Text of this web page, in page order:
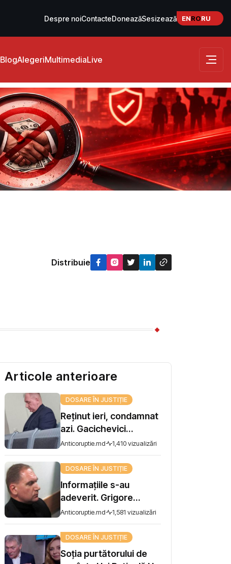
Despre noiContacteDoneazăSesizează ENRORU
BlogAlegeriMultimediaLive
Distribuie
Articole anterioare
DOSARE ÎN JUSTIȚIE
Reținut ieri, condamnat
azi. Gacichevici
primește 13 ani de
închisoare în dosarul
Frauda bancară
Anticoruptie.md 1,410 vizualizări
DOSARE ÎN JUSTIȚIE
Informațiile s-au
adeverit. Grigore
Gacichevici, reținut
într-un alt dosar
Anticoruptie.md 1,581 vizualizări
DOSARE ÎN JUSTIȚIE
Soția purtătorului de